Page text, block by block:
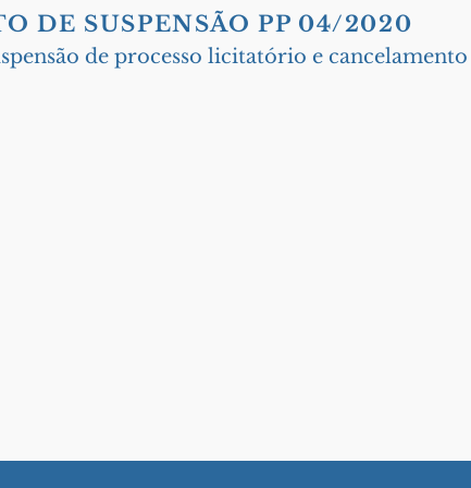
sobre a COVID-19 em nosso Município
DE SUSPENSÃO PP 04/2020
de processo licitatório e cancelamento